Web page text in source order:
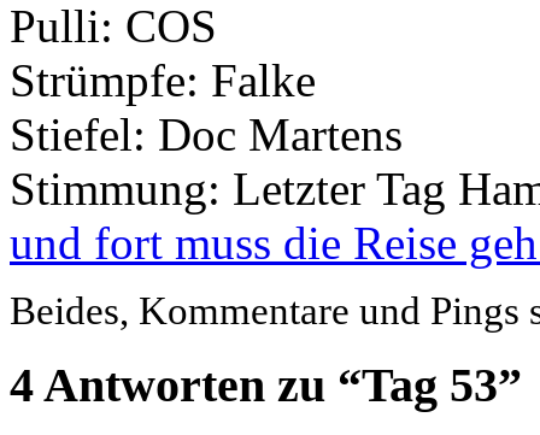
Pulli: COS
Strümpfe: Falke
Stiefel: Doc Martens
Stimmung: Letzter Tag
und fort muss die Reise
Beides, Kommentare und Pings
4 Antworten zu “Tag 53”